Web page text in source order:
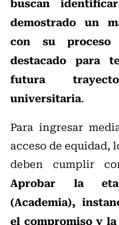
demostrado un
con su
destacado para
futura
universitaria.
Para ingresar
acceso de equidad,
deben cumplir
Aprobar la
(Academia),
el compromiso y